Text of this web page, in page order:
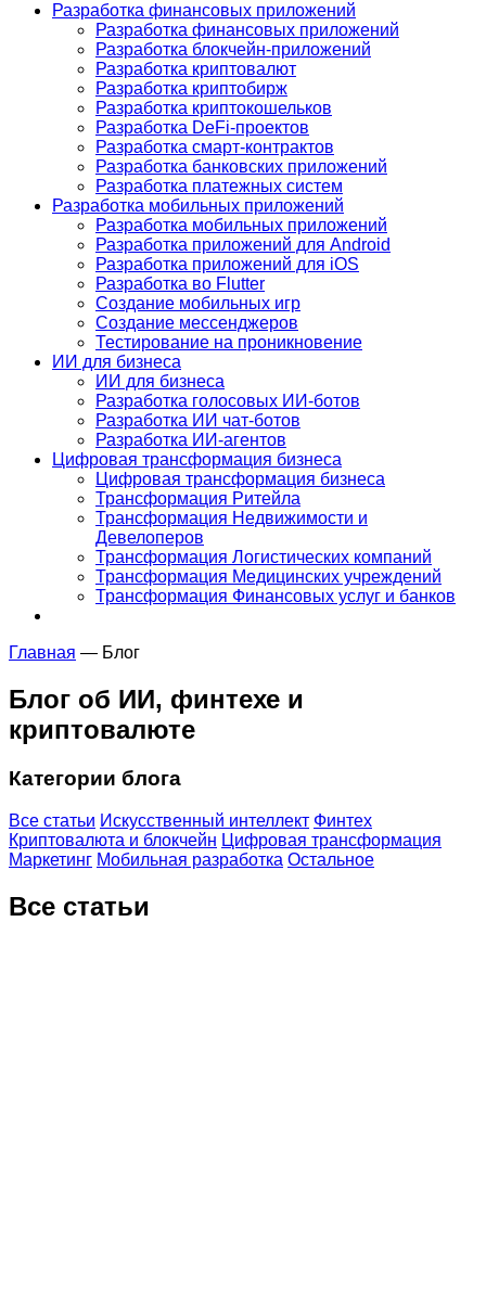
Разработка финансовых приложений
Разработка финансовых приложений
Разработка блокчейн-приложений
Разработка криптовалют
Разработка криптобирж
Разработка криптокошельков
Разработка DeFi-проектов
Разработка смарт-контрактов
Разработка банковских приложений
Разработка платежных систем
Разработка мобильных приложений
Разработка мобильных приложений
Разработка приложений для Android
Разработка приложений для iOS
Разработка во Flutter
Создание мобильных игр
Создание мессенджеров
Тестирование на проникновение
ИИ для бизнеса
ИИ для бизнеса
Разработка голосовых ИИ-ботов
Разработка ИИ чат-ботов
Разработка ИИ-агентов
Цифровая трансформация бизнеса
Цифровая трансформация бизнеса
Трансформация Ритейла
Трансформация Недвижимости и
Девелоперов
Трансформация Логистических компаний
Трансформация Медицинских учреждений
Трансформация Финансовых услуг и банков
Главная — Блог
Блог об ИИ, финтехе и
криптовалюте
Категории блога
Все статьи Искусственный интеллект Финтех
Криптовалюта и блокчейн Цифровая трансформация
Маркетинг Мобильная разработка Остальное
Все статьи